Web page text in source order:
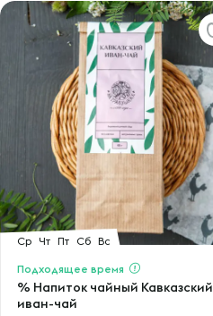
Ср Чт Пт Сб Вс
Подходящее время
% Напиток чайный Кавказский
иван-чай